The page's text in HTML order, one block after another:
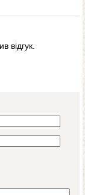
відгук.